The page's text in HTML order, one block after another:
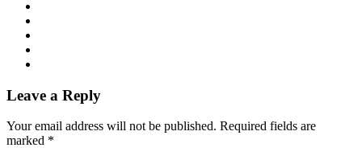
Leave a Reply
Your email address will not be published. Required fields are
marked *